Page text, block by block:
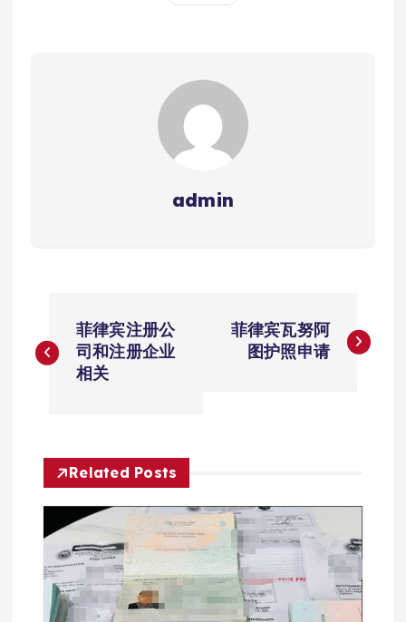
admin
章
航
菲律宾注册公
司和注册企业
相关
菲律宾瓦努阿
图护照申请
Related Posts